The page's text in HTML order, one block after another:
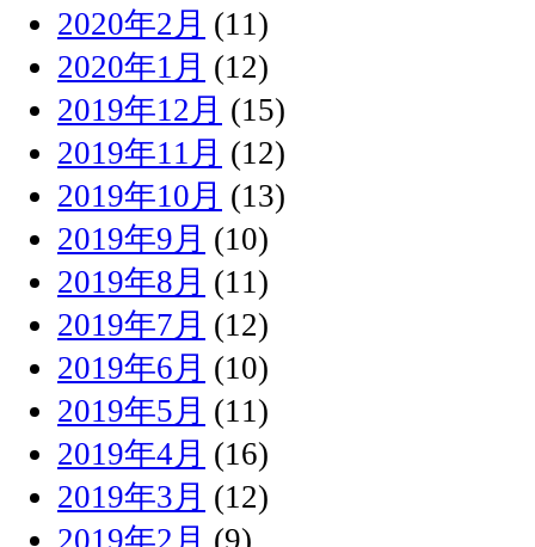
2020年2月 (11)
2020年1月 (12)
2019年12月 (15)
2019年11月 (12)
2019年10月 (13)
2019年9月 (10)
2019年8月 (11)
2019年7月 (12)
2019年6月 (10)
2019年5月 (11)
2019年4月 (16)
2019年3月 (12)
2019年2月 (9)